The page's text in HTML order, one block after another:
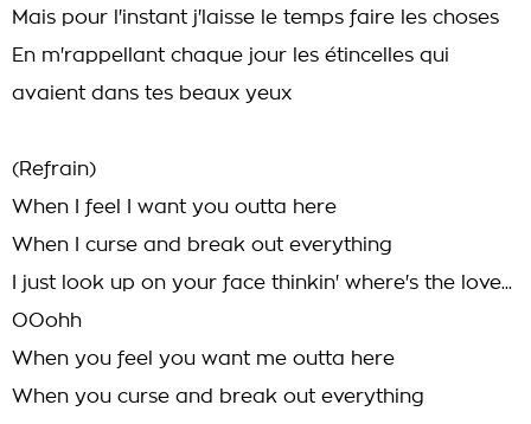
Mais pour l'instant j'laisse le temps faire les choses
En m'rappellant chaque jour les étincelles qui
avaient dans tes beaux yeux
(Refrain)
When I feel I want you outta here
When I curse and break out everything
I just look up on your face thinkin' where's the love...
OOohh
When you feel you want me outta here
When you curse and break out everything